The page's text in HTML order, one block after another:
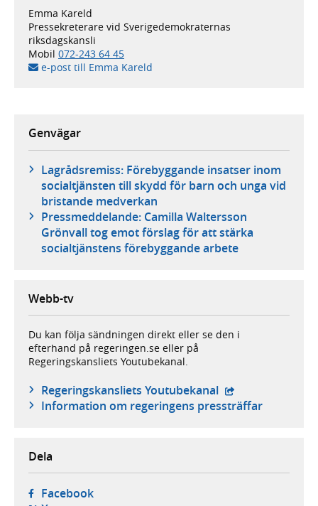
Emma Kareld
Pressekreterare vid Sverigedemokraternas
riksdagskansli
Mobil 072-243 64 45
e-post till Emma Kareld
Genvägar
Lagrådsremiss: Förebyggande insatser inom
socialtjänsten till skydd för barn och unga vid
bristande medverkan
Pressmeddelande: Camilla Waltersson
Grönvall tog emot förslag för att stärka
socialtjänstens förebyggande arbete
Webb-tv
Du kan följa sändningen direkt eller se den i
efterhand på regeringen.se eller på
Regeringskansliets Youtubekanal.
Regeringskansliets Youtubekanal - extern
Information om regeringens pressträffar
Dela
Facebook- öppnas i ny flik, extern webbplats,